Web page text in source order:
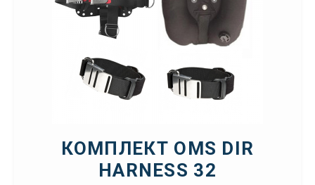
КОМПЛЕКТ OMS DIR
HARNESS 32